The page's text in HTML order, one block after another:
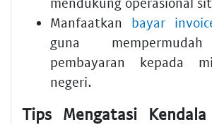
Manfaatkan bayar
guna
pembayaran kepada
negeri.
Tips Mengatasi